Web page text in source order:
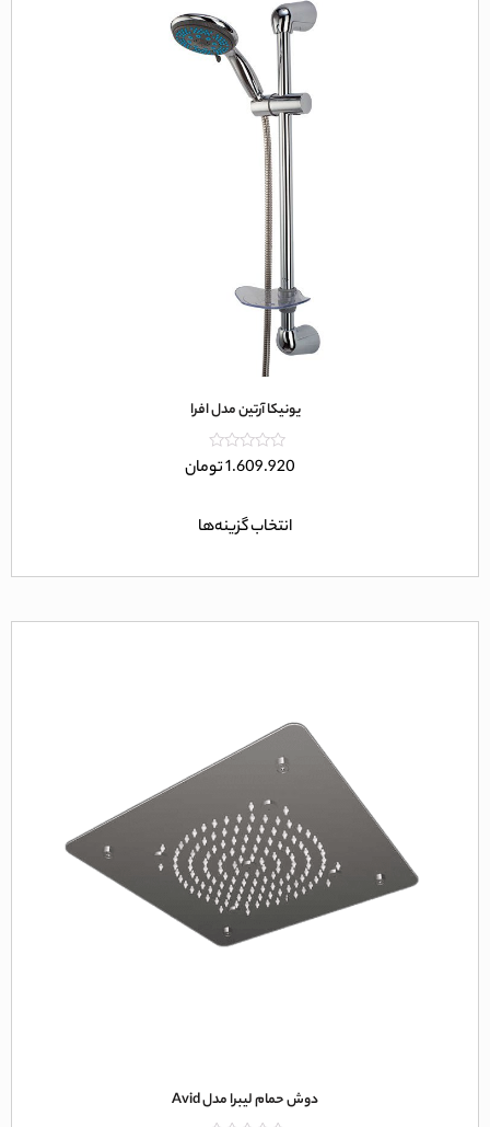
یونیکا آرتین مدل افرا
امتیاز
0
1.609.920تومان
انتخاب گزینه‌ها
دوش حمام لیبرا مدل Avid